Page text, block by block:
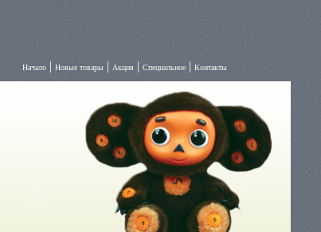
Начало | Новые товары | Акция | Специальное | Контакты